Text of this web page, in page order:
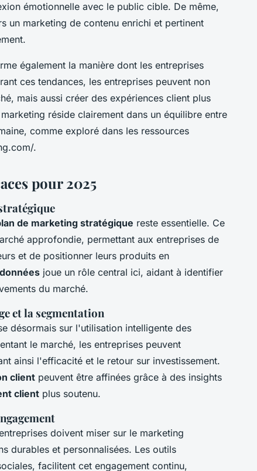
émotionnelle avec le public cible. De même,
un marketing de contenu enrichi et pertinent
également la manière dont les entreprises
ces tendances, les entreprises peuvent non
mais aussi créer des expériences client plus
réside clairement dans un équilibre entre
comme exploré dans les ressources
.
pour 2025
de marketing stratégique reste essentielle. Ce
approfondie, permettant aux entreprises de
et de positionner leurs produits en
joue un rôle central ici, aidant à identifier
du marché.
et la segmentation
désormais sur l'utilisation intelligente des
le marché, les entreprises peuvent
ainsi l'efficacité et le retour sur investissement.
client peuvent être affinées grâce à des insights
client plus soutenu.
doivent miser sur le marketing
durables et personnalisées. Les outils
facilitent cet engagement continu,